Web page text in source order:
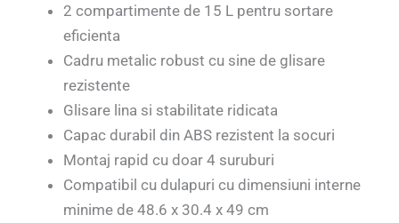
2 compartimente de 15 L pentru sortare
eficienta
Cadru metalic robust cu sine de glisare
rezistente
Glisare lina si stabilitate ridicata
Capac durabil din ABS rezistent la socuri
Montaj rapid cu doar 4 suruburi
Compatibil cu dulapuri cu dimensiuni interne
minime de 48.6 x 30.4 x 49 cm